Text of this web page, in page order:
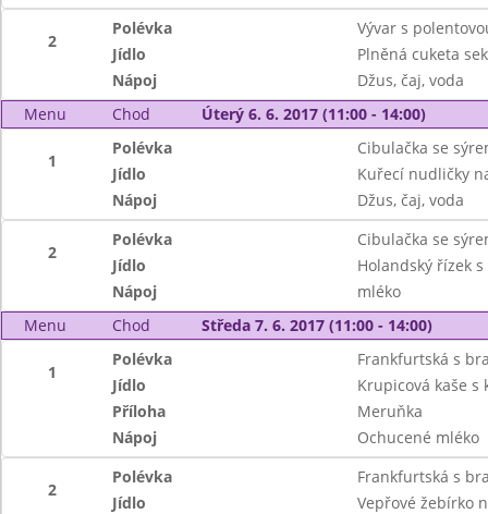
2
Polévka
Vývar s
Jídlo
Plněná cuketa
Nápoj
Džus, čaj, voda
Menu
Chod Úterý 6. 6. 2017 (11:00 - 14:00)
1
Polévka
Cibulačka se
Jídlo
Kuřecí nudličky
Nápoj
Džus, čaj, voda
2
Polévka
Cibulačka se
Jídlo
Holandský řízek
Nápoj
mléko
Menu
Chod Středa 7. 6. 2017 (11:00 - 14:00)
1
Polévka
Frankfurtská s
Jídlo
Krupicová kaše s
Příloha
Meruňka
Nápoj
Ochucené mléko
2
Polévka
Frankfurtská s
Jídlo
Vepřové žebírko